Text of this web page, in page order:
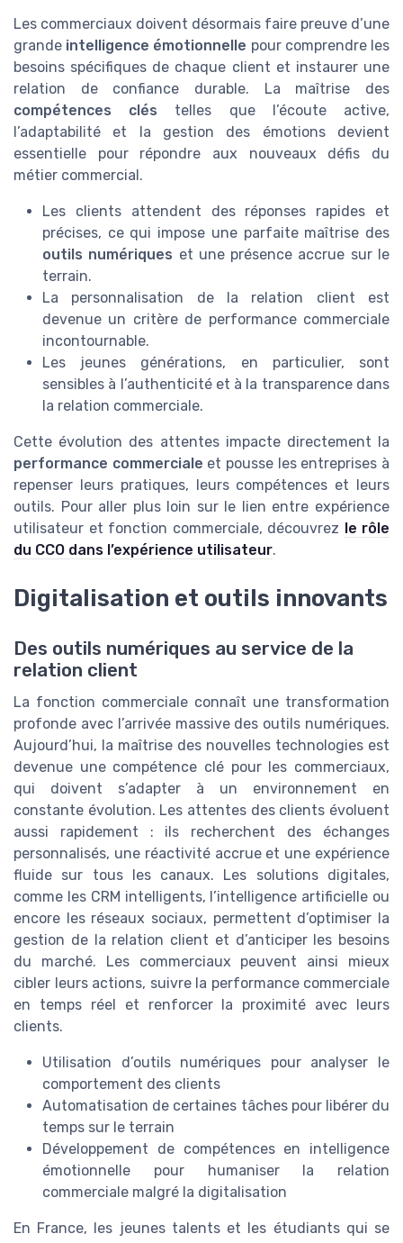
Les commerciaux doivent désormais faire preuve d’une
grande intelligence émotionnelle pour comprendre les
besoins spécifiques de chaque client et instaurer une
relation de confiance durable. La maîtrise des
compétences clés telles que l’écoute active,
l’adaptabilité et la gestion des émotions devient
essentielle pour répondre aux nouveaux défis du
métier commercial.
Les clients attendent des réponses rapides et
précises, ce qui impose une parfaite maîtrise des
outils numériques et une présence accrue sur le
terrain.
La personnalisation de la relation client est
devenue un critère de performance commerciale
incontournable.
Les jeunes générations, en particulier, sont
sensibles à l’authenticité et à la transparence dans
la relation commerciale.
Cette évolution des attentes impacte directement la
performance commerciale et pousse les entreprises à
repenser leurs pratiques, leurs compétences et leurs
outils. Pour aller plus loin sur le lien entre expérience
utilisateur et fonction commerciale, découvrez le rôle
du CCO dans l’expérience utilisateur.
Digitalisation et outils innovants
Des outils numériques au service de la
relation client
La fonction commerciale connaît une transformation
profonde avec l’arrivée massive des outils numériques.
Aujourd’hui, la maîtrise des nouvelles technologies est
devenue une compétence clé pour les commerciaux,
qui doivent s’adapter à un environnement en
constante évolution. Les attentes des clients évoluent
aussi rapidement : ils recherchent des échanges
personnalisés, une réactivité accrue et une expérience
fluide sur tous les canaux. Les solutions digitales,
comme les CRM intelligents, l’intelligence artificielle ou
encore les réseaux sociaux, permettent d’optimiser la
gestion de la relation client et d’anticiper les besoins
du marché. Les commerciaux peuvent ainsi mieux
cibler leurs actions, suivre la performance commerciale
en temps réel et renforcer la proximité avec leurs
clients.
Utilisation d’outils numériques pour analyser le
comportement des clients
Automatisation de certaines tâches pour libérer du
temps sur le terrain
Développement de compétences en intelligence
émotionnelle pour humaniser la relation
commerciale malgré la digitalisation
En France, les jeunes talents et les étudiants qui se